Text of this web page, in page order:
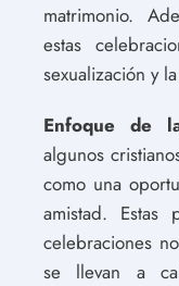
matrimonio.
estas
sexualización y
Enfoque de
algunos
como una
amistad. Estas
celebraciones
se llevan a